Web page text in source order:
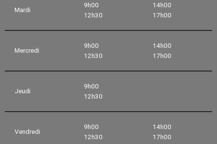
Mardi
9h00
12h30
14h00
17h00
Mercredi
9h00
12h30
14h00
17h00
Jeudi
9h00
12h30
Vendredi
9h00
12h30
14h00
17h00